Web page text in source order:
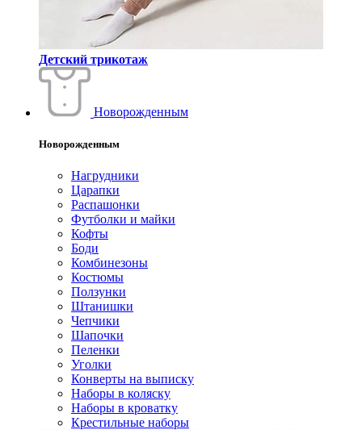
Детский трикотаж
Новорожденным
Новорожденным
Нагрудники
Царапки
Распашонки
Футболки и майки
Кофты
Боди
Комбинезоны
Костюмы
Ползунки
Штанишки
Чепчики
Шапочки
Пеленки
Уголки
Конверты на выписку
Наборы в коляску
Наборы в кроватку
Крестильные наборы